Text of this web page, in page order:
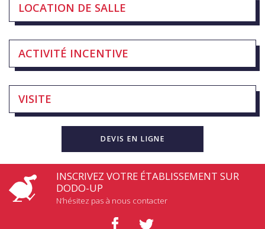
LOCATION DE SALLE
ACTIVITÉ INCENTIVE
VISITE
DEVIS EN LIGNE
INSCRIVEZ VOTRE ÉTABLISSEMENT SUR
DODO-UP
N’hésitez pas à nous contacter